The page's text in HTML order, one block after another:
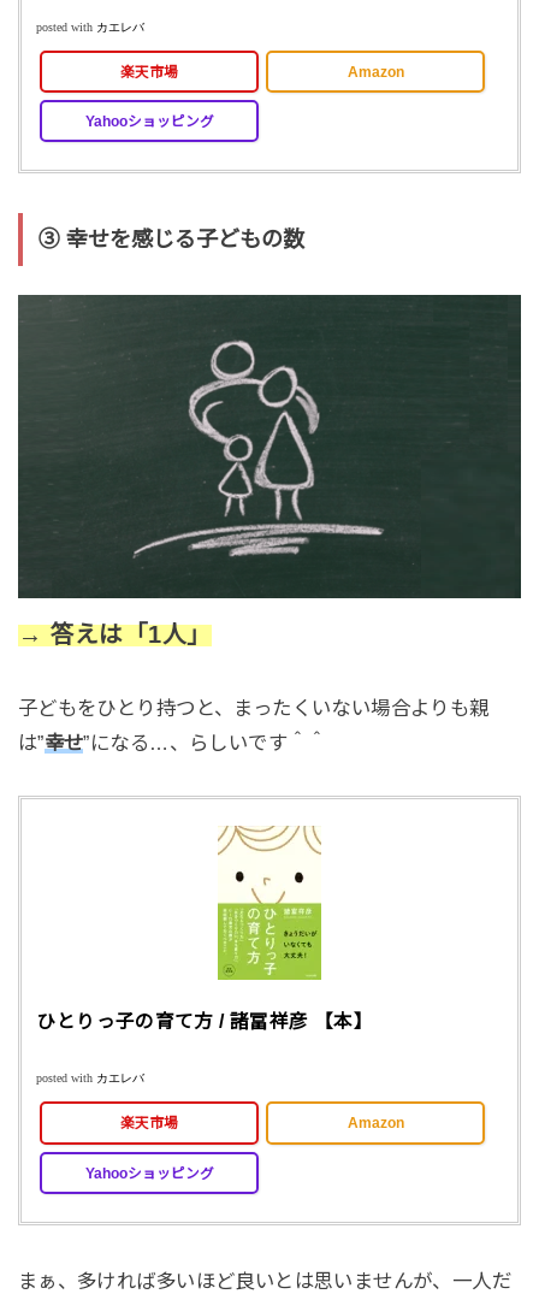
posted with カエレバ
楽天市場 Amazon
Yahooショッピング
③ 幸せを感じる子どもの数
→ 答えは「1人」
子どもをひとり持つと、まったくいない場合よりも親
は”幸せ”になる…、らしいです＾＾
ひとりっ子の育て方 / 諸冨祥彦 【本】
posted with カエレバ
楽天市場 Amazon
Yahooショッピング
まぁ、多ければ多いほど良いとは思いませんが、一人だ